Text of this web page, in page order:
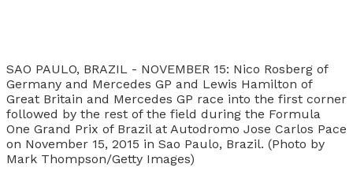
SAO PAULO, BRAZIL - NOVEMBER 15: Nico Rosberg of
Germany and Mercedes GP and Lewis Hamilton of
Great Britain and Mercedes GP race into the first corner
followed by the rest of the field during the Formula
One Grand Prix of Brazil at Autodromo Jose Carlos Pace
on November 15, 2015 in Sao Paulo, Brazil. (Photo by
Mark Thompson/Getty Images)